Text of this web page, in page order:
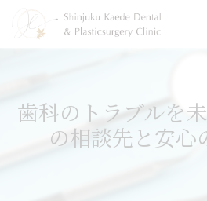
歯科のトラブルを
の相談先と安心